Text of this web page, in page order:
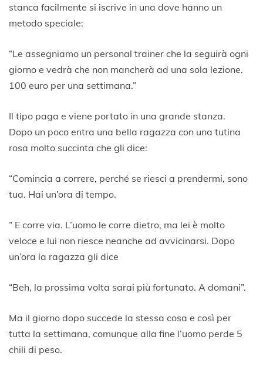
stanca facilmente si iscrive in una dove hanno un
metodo speciale:
“Le assegniamo un personal trainer che la seguirà ogni
giorno e vedrà che non mancherà ad una sola lezione.
100 euro per una settimana.”
Il tipo paga e viene portato in una grande stanza.
Dopo un poco entra una bella ragazza con una tutina
rosa molto succinta che gli dice:
“Comincia a correre, perché se riesci a prendermi, sono
tua. Hai un’ora di tempo.
” E corre via. L’uomo le corre dietro, ma lei è molto
veloce e lui non riesce neanche ad avvicinarsi. Dopo
un’ora la ragazza gli dice
“Beh, la prossima volta sarai più fortunato. A domani”.
Ma il giorno dopo succede la stessa cosa e così per
tutta la settimana, comunque alla fine l’uomo perde 5
chili di peso.